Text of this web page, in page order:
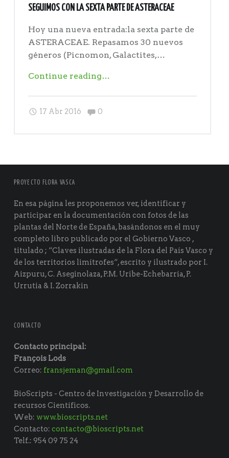
SEGUIMOS CON LA SEXTA PARTE DE ASTERACEAE
Hoy una nueva entrada:la sexta parte de
ASTERACEAE. Repasamos 30 nuevos
géneros (Picnomon, Galactites,…
Continue reading"Seguimos
sexta
…
17 Abr 2016 Comments:
0
PROYECTO FLORA VASCA
En esa página les proponemos ver, identificar y
participar en la documentación con fotos de las
plantas del Norte de España, basándonos en el muy
completo libro publicado por el Gobierno Vasco ,
titulado ; “Claves ilustradas de la Flora del País Vasco y
de los territorios limítrofes“, escrito y ilustrado por I.
Aizpuru, C. Aseginolaza, P.M. Uribe-Echebarría, P.
Urrutia & I. Zorrakin
CONTACTO
Contacto principal:
François Lods
Correo: fransjeman@gmail.com
BioScripts - Centro de Investigación y Desarrollo de
recursos Científicos.
Web: www.bioscripts.net
Contacto:contacto@bioscripts.net
Telf.: 954 09 75 24